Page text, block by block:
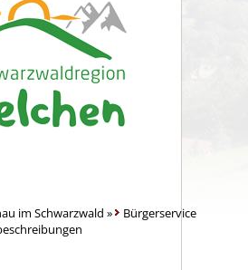
im Schwarzwald »
Bürgerservice